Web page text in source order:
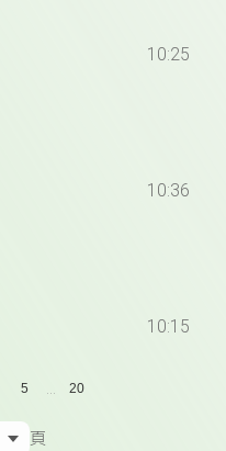
10:25
10:36
10:15
5 ... 20
頁